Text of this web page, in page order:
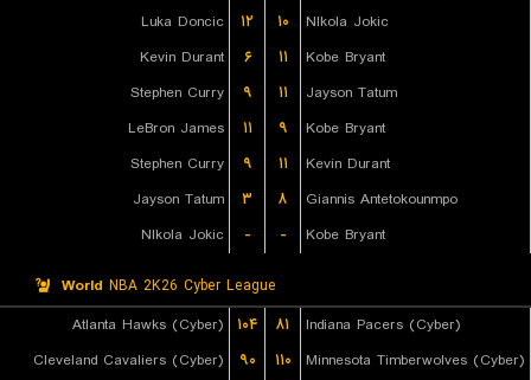
Luka Doncic
۱۲ ۱۰
NIkola Jokic
Kevin Durant
۶ ۱۱
Kobe Bryant
Stephen Curry
۹ ۱۱
Jayson Tatum
LeBron James
۱۱ ۹
Kobe Bryant
Stephen Curry
۹ ۱۱
Kevin Durant
Jayson Tatum
۳ ۸
Giannis Antetokounmpo
NIkola Jokic
- - Kobe Bryant
World NBA 2K26 Cyber League
Atlanta Hawks (Cyber)
۱۰۴ ۸۱
Indiana Pacers (Cyber)
Cleveland Cavaliers (Cyber)
۹۰ ۱۱۰
Minnesota Timberwolves (Cyber)